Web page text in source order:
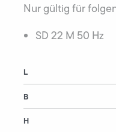
Nur gültig für
SD 22 M 50 Hz
L
B
H